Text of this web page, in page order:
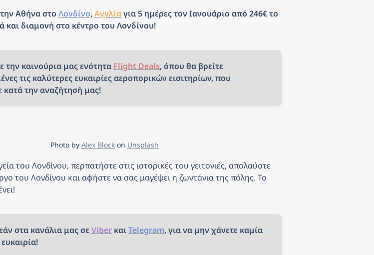
Αθήνα στο Λονδίνο, Αγγλία για 5 ημέρες τον Ιανουάριο από 246€ το
και διαμονή στο κέντρο του Λονδίνου!
την καινούρια μας ενότητα Flight Deals, όπου θα βρείτε
τις καλύτερες ευκαιρίες αεροπορικών εισιτηρίων, που
κατά την αναζήτησή μας!
Photo by Alex Block on Unsplash
του Λονδίνου, περπατήστε στις ιστορικές του γειτονιές, απολαύστε
του Λονδίνου και αφήστε να σας μαγέψει η ζωντάνια της πόλης. Το
στα κανάλια μας σε Viber και Telegram, για να μην χάνετε καμία